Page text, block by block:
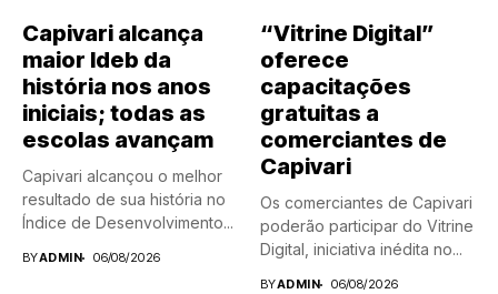
Capivari alcança
maior Ideb da
história nos anos
iniciais; todas as
escolas avançam
Capivari alcançou o melhor
resultado de sua história no
Índice de Desenvolvimento...
BYADMIN 06/08/2026
“Vitrine Digital”
oferece
capacitações
gratuitas a
comerciantes de
Capivari
Os comerciantes de Capivari
poderão participar do Vitrine
Digital, iniciativa inédita no...
BYADMIN 06/08/2026